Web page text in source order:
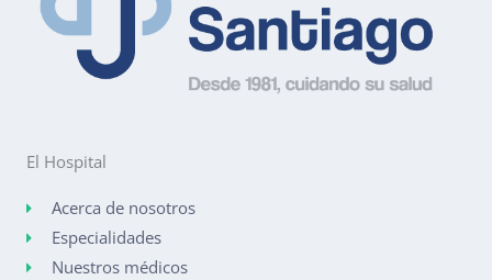
El Hospital
Acerca de nosotros
Especialidades
Nuestros médicos